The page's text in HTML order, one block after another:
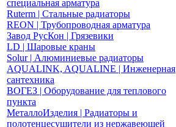
специальная арматура
Ruterm | Стальные радиаторы
REON | Трубопроводная арматура
Завод РусКон | Грязевики
LD | Шаровые краны
Solur | Алюминиевые радиаторы
AQUALINK, AQUALINE | Инженерная
сантехника
ВОГЕЗ | Оборудование для теплового
пункта
МеталлоИзделия | Радиаторы и
полотенцесушители из нержавеющей